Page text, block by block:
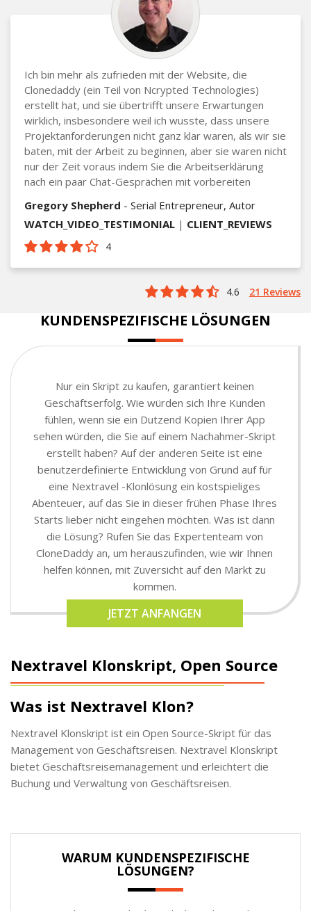
Ich bin mehr als zufrieden mit der Website, die
Clonedaddy (ein Teil von Ncrypted Technologies)
erstellt hat, und sie übertrifft unsere Erwartungen
wirklich, insbesondere weil ich wusste, dass unsere
Projektanforderungen nicht ganz klar waren, als wir sie
baten, mit der Arbeit zu beginnen, aber sie waren nicht
nur der Zeit voraus indem Sie die Arbeitserklärung
nach ein paar Chat-Gesprächen mit vorbereiten
Gregory Shepherd - Serial Entrepreneur, Autor
WATCH_VIDEO_TESTIMONIAL | CLIENT_REVIEWS
4
4.6 21 Reviews
KUNDENSPEZIFISCHE LÖSUNGEN
Nur ein Skript zu kaufen, garantiert keinen
Geschäftserfolg. Wie würden sich Ihre Kunden
fühlen, wenn sie ein Dutzend Kopien Ihrer App
sehen würden, die Sie auf einem Nachahmer-Skript
erstellt haben? Auf der anderen Seite ist eine
benutzerdefinierte Entwicklung von Grund auf für
eine Nextravel -Klonlösung ein kostspieliges
Abenteuer, auf das Sie in dieser frühen Phase Ihres
Starts lieber nicht eingehen möchten. Was ist dann
die Lösung? Rufen Sie das Expertenteam von
CloneDaddy an, um herauszufinden, wie wir Ihnen
helfen können, mit Zuversicht auf den Markt zu
kommen.
JETZT ANFANGEN
Nextravel Klonskript, Open Source
Was ist Nextravel Klon?
Nextravel Klonskript ist ein Open Source-Skript für das
Management von Geschäftsreisen. Nextravel Klonskript
bietet Geschäftsreisemanagement und erleichtert die
Buchung und Verwaltung von Geschäftsreisen.
WARUM KUNDENSPEZIFISCHE
LÖSUNGEN?